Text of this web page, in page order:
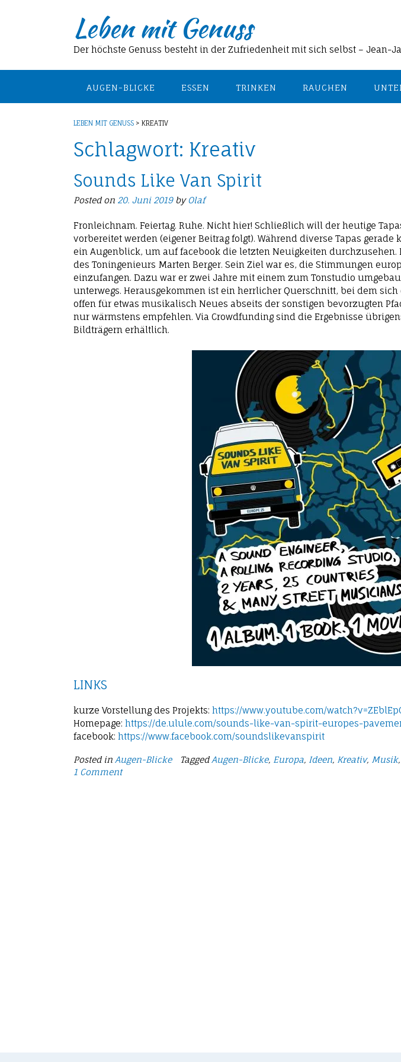
Leben mit Genuss
Der höchste Genuss besteht in der Zufriedenheit mit sich selbst – Jean-
AUGEN-BLICKE ESSEN TRINKEN RAUCHEN
LEBEN MIT GENUSS > KREATIV
Schlagwort: Kreativ
Sounds Like Van Spirit
Posted on 20. Juni 2019by Olaf
Fronleichnam. Feiertag. Ruhe. Nicht hier! Schließlich will der heutige
vorbereitet werden (eigener Beitrag folgt). Während diverse Tapas
ein Augenblick, um auf facebook die letzten Neuigkeiten durchzusehen.
des Toningenieurs Marten Berger. Sein Ziel war es, die Stimmungen
einzufangen. Dazu war er zwei Jahre mit einem zum Tonstudio
unterwegs. Herausgekommen ist ein herrlicher Querschnitt, bei dem
offen für etwas musikalisch Neues abseits der sonstigen bevorzugten
nur wärmstens empfehlen. Via Crowdfunding sind die Ergebnisse
Bildträgern erhältlich.
LINKS
kurze Vorstellung des Projekts: https://www.youtube.com/
Homepage: https://de.ulule.com/sounds-like-van-spirit-europes-
facebook: https://www.facebook.com/soundslikevanspirit
Posted in Augen-Blicke TaggedAugen-Blicke, Europa, Ideen, Kreativ, Musik,
1 Comment